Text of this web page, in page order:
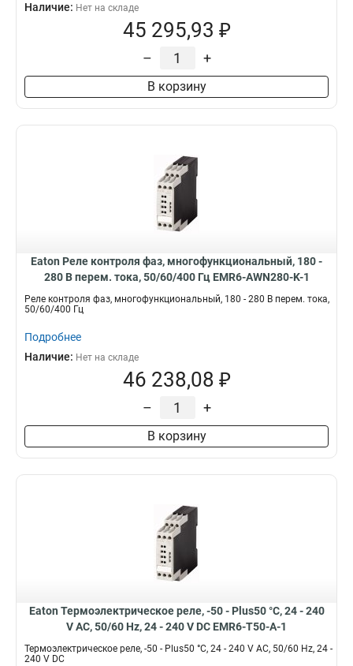
Наличие: Нет на складе
45 295,93 ₽
– +
В корзину
Eaton Реле контроля фаз, многофункциональный, 180 -
280 В перем. тока, 50/60/400 Гц EMR6-AWN280-K-1
Реле контроля фаз, многофункциональный, 180 - 280 В перем. тока,
50/60/400 Гц
Подробнее
Наличие: Нет на складе
46 238,08 ₽
– +
В корзину
Eaton Термоэлектрическое реле, -50 - Plus50 °C, 24 - 240
V AC, 50/60 Hz, 24 - 240 V DC EMR6-T50-A-1
Термоэлектрическое реле, -50 - Plus50 °C, 24 - 240 V AC, 50/60 Hz, 24 -
240 V DC